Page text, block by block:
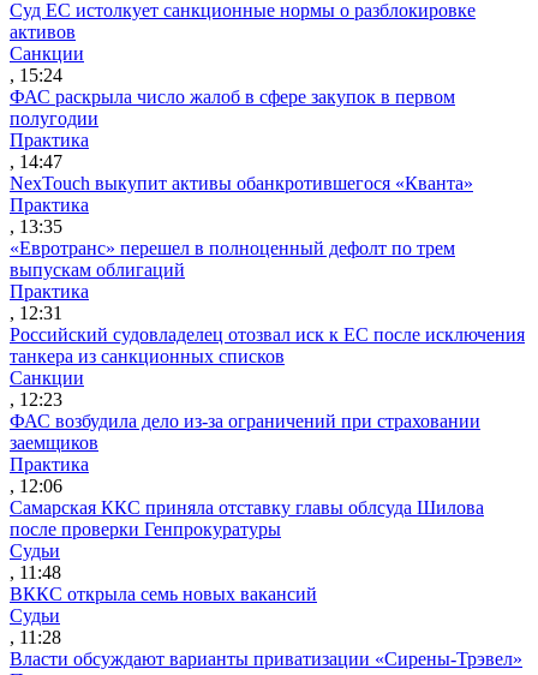
Суд ЕС истолкует санкционные нормы о разблокировке
активов
Санкции
, 15:24
ФАС раскрыла число жалоб в сфере закупок в первом
полугодии
Практика
, 14:47
NexTouch выкупит активы обанкротившегося «Кванта»
Практика
, 13:35
«Евротранс» перешел в полноценный дефолт по трем
выпускам облигаций
Практика
, 12:31
Российский судовладелец отозвал иск к ЕС после исключения
танкера из санкционных списков
Санкции
, 12:23
ФАС возбудила дело из-за ограничений при страховании
заемщиков
Практика
, 12:06
Самарская ККС приняла отставку главы облсуда Шилова
после проверки Генпрокуратуры
Судьи
, 11:48
ВККС открыла семь новых вакансий
Судьи
, 11:28
Власти обсуждают варианты приватизации «Сирены-Трэвел»